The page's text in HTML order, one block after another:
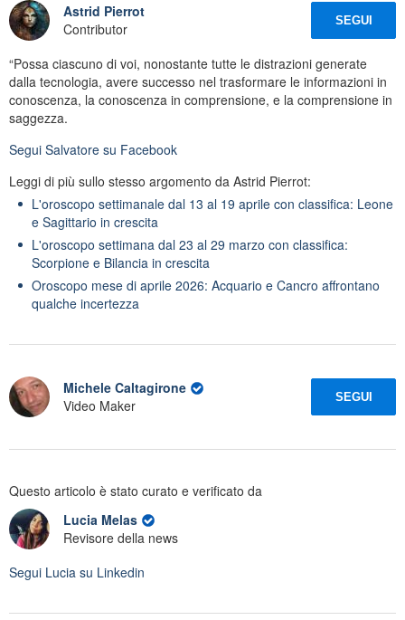
Astrid Pierrot
Contributor
SEGUI
“Possa ciascuno di voi, nonostante tutte le distrazioni generate
dalla tecnologia, avere successo nel trasformare le informazioni in
conoscenza, la conoscenza in comprensione, e la comprensione in
saggezza.
Segui Salvatore su Facebook
Leggi di più sullo stesso argomento da Astrid Pierrot:
L'oroscopo settimanale dal 13 al 19 aprile con classifica: Leone
e Sagittario in crescita
L'oroscopo settimana dal 23 al 29 marzo con classifica:
Scorpione e Bilancia in crescita
Oroscopo mese di aprile 2026: Acquario e Cancro affrontano
qualche incertezza
Michele Caltagirone
Video Maker
SEGUI
Questo articolo è stato curato e verificato da
Lucia Melas
Revisore della news
Segui Lucia su Linkedin